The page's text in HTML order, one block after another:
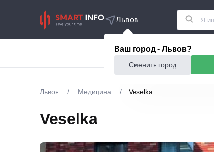
Львов
Ваш город - Львов?
Сменить город
Акции Еда и
Львов / Медицина / Veselka
Veselka